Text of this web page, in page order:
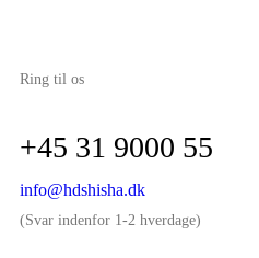
Ring til os
+45 31 9000 55
info@hdshisha.dk
(Svar indenfor 1-2 hverdage)